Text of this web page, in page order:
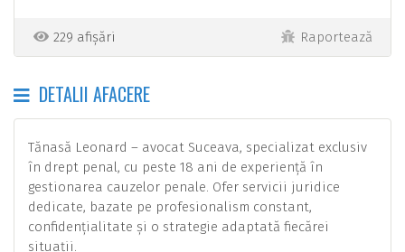
229 afișări Raportează
DETALII AFACERE
Tănasă Leonard – avocat Suceava, specializat exclusiv
în drept penal, cu peste 18 ani de experiență în
gestionarea cauzelor penale. Ofer servicii juridice
dedicate, bazate pe profesionalism constant,
confidențialitate și o strategie adaptată fiecărei
situații.